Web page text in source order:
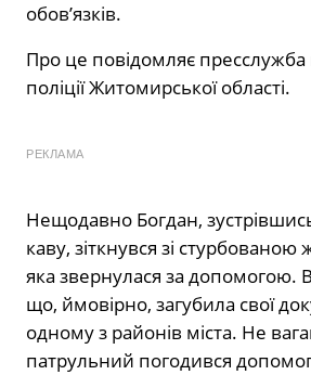
обов’язків.
Про це повідомляє пресслужба
поліції Житомирської області.
РЕКЛАМА
Нещодавно Богдан,
каву, зіткнувся зі
яка звернулася за допомогою.
що, ймовірно, загубила свої
одному з районів міста. Не
патрульний погодився